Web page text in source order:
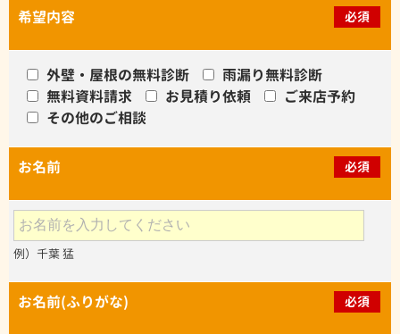
希望内容 必須
外壁・屋根の無料診断
雨漏り無料診断
無料資料請求
お見積り依頼
ご来店予約
その他のご相談
お名前 必須
例）千葉 猛
お名前(ふりがな) 必須